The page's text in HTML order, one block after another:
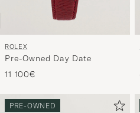
ROLEX
Pre-Owned Day Date
11 100€
PRE-OWNED